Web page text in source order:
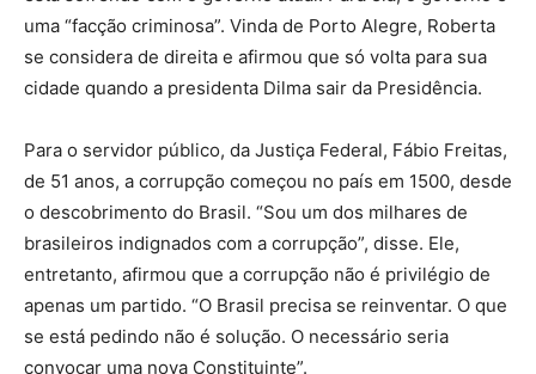
uma “facção criminosa”. Vinda de Porto Alegre, Roberta
se considera de direita e afirmou que só volta para sua
cidade quando a presidenta Dilma sair da Presidência.
Para o servidor público, da Justiça Federal, Fábio Freitas,
de 51 anos, a corrupção começou no país em 1500, desde
o descobrimento do Brasil. “Sou um dos milhares de
brasileiros indignados com a corrupção”, disse. Ele,
entretanto, afirmou que a corrupção não é privilégio de
apenas um partido. “O Brasil precisa se reinventar. O que
se está pedindo não é solução. O necessário seria
convocar uma nova Constituinte”.